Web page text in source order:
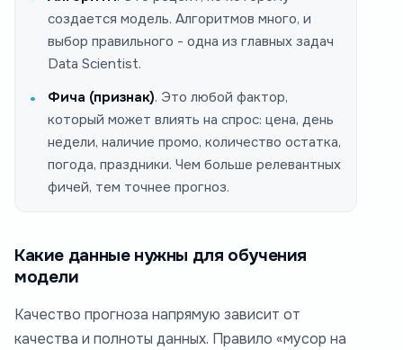
создается модель. Алгоритмов много, и
выбор правильного - одна из главных задач
Data Scientist.
Фича (признак). Это любой фактор,
который может влиять на спрос: цена, день
недели, наличие промо, количество остатка,
погода, праздники. Чем больше релевантных
фичей, тем точнее прогноз.
Какие данные нужны для обучения
модели
Качество прогноза напрямую зависит от
качества и полноты данных. Правило «мусор на